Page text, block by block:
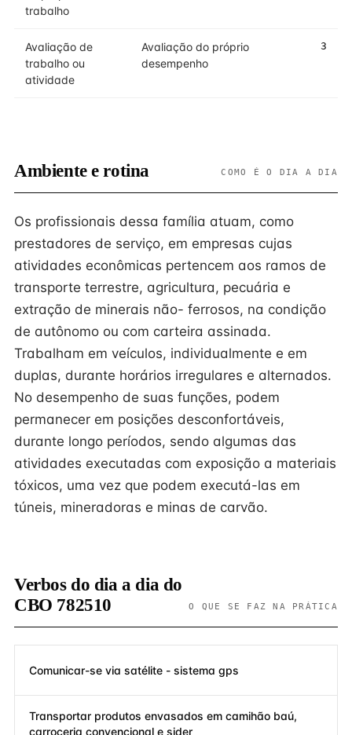
trabalho
Avaliação de
trabalho ou
atividade
Avaliação do próprio
desempenho
3
Ambiente e rotina COMO É O DIA A DIA
Os profissionais dessa família atuam, como
prestadores de serviço, em empresas cujas
atividades econômicas pertencem aos ramos de
transporte terrestre, agricultura, pecuária e
extração de minerais não- ferrosos, na condição
de autônomo ou com carteira assinada.
Trabalham em veículos, individualmente e em
duplas, durante horários irregulares e alternados.
No desempenho de suas funções, podem
permanecer em posições desconfortáveis,
durante longo períodos, sendo algumas das
atividades executadas com exposição a materiais
tóxicos, uma vez que podem executá-las em
túneis, mineradoras e minas de carvão.
Verbos do dia a dia do
CBO 782510
O QUE SE FAZ NA PRÁTICA
Comunicar-se via satélite - sistema gps
Transportar produtos envasados em camihão baú,
carroceria convencional e sider